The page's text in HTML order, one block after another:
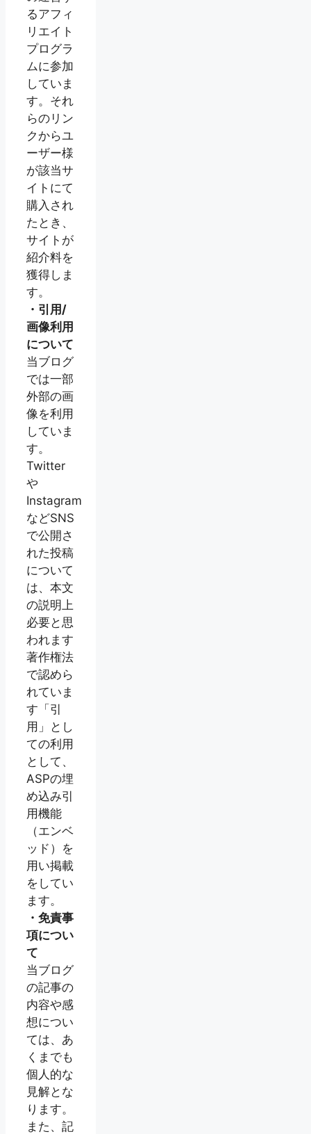
るアフィ
リエイト
プログラ
ムに参加
していま
す。それ
らのリン
クからユ
ーザー様
が該当サ
イトにて
購入され
たとき、
サイトが
紹介料を
獲得しま
す。
・引用/
画像利用
について
当ブログ
では一部
外部の画
像を利用
していま
す。
Twitter
や
Instagram
などSNS
で公開さ
れた投稿
について
は、本文
の説明上
必要と思
われます
著作権法
で認めら
れていま
す「引
用」とし
ての利用
として、
ASPの埋
め込み引
用機能
（エンベ
ッド）を
用い掲載
をしてい
ます。
・免責事
項につい
て
当ブログ
の記事の
内容や感
想につい
ては、あ
くまでも
個人的な
見解とな
ります。
また、記